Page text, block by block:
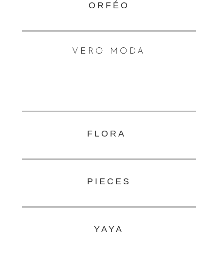
ORFÉO
VERO MODA
FLORA
PIECES
YAYA